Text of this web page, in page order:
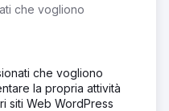
che vogliono
che vogliono
la propria attività
siti Web WordPress